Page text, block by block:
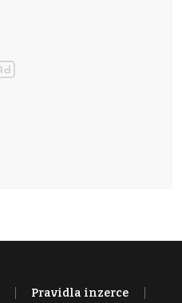
Pravidla inzerce